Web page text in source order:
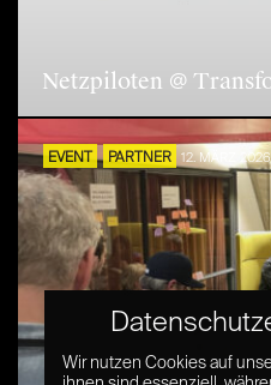
Netzpiloten @
EVENT PARTNER 12. MÄRZ 2026
Wir nutzen Cookies auf